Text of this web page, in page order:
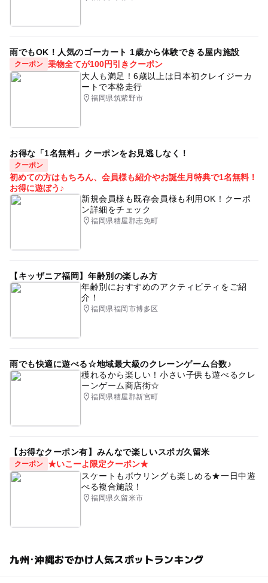
雨でもOK！人気のゴーカート 1歳から体験できる屋内施設
クーポン 乗物全てが100円引きクーポン
大人も満足！6歳以上は日本初クレイジーカ
ートで本格走行
福岡県筑紫野市
お得な「1名無料」クーポンをお見逃しなく！
クーポン
初めての方はもちろん、会員様も紹介やお誕生月特典で1名無料！
お得に遊ぼう♪
新規会員様も既存会員様も利用OK！クーポ
ン詳細をチェック
福岡県糟屋郡志免町
【キッザニア福岡】年齢別の楽しみ方
年齢別におすすめのアクティビティをご紹
介！
福岡県福岡市博多区
雨でも快適に遊べる☆地域最大級のクレーンゲーム台数♪
穫れるから楽しい！小さい子供も遊べるクレ
ーンゲーム商店街☆
福岡県糟屋郡新宮町
【お得なクーポン有】みんなで楽しいスポガ久留米
クーポン ★いこーよ限定クーポン★
スケートもボウリングも楽しめる★一日中遊
べる複合施設！
福岡県久留米市
九州･沖縄おでかけ人気スポットランキング